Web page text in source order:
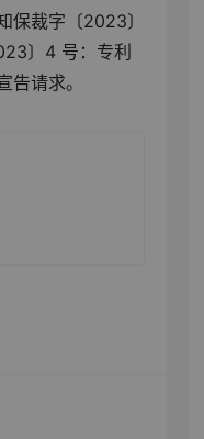
保裁字〔2023〕
〕4 号：专利
请求。